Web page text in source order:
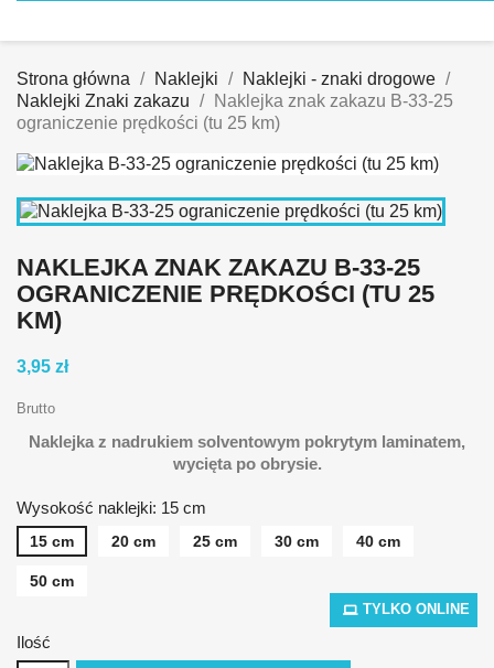
Strona główna Naklejki
Naklejki - znaki drogowe
Naklejki Znaki zakazu
Naklejka znak zakazu B-33-25
ograniczenie prędkości (tu 25 km)
TYLKO ONLINE
NAKLEJKA ZNAK ZAKAZU B-33-25
OGRANICZENIE PRĘDKOŚCI (TU 25
KM)
3,95 zł
Brutto
Naklejka z nadrukiem solventowym pokrytym laminatem,
wycięta po obrysie.
Wysokość naklejki: 15 cm
15 cm 20 cm 25 cm 30 cm 40 cm
50 cm
Ilość